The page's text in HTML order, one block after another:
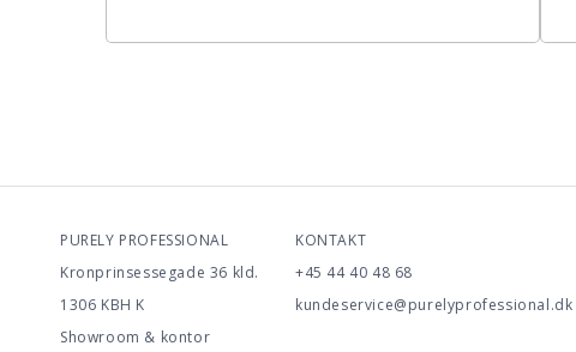
PURELY PROFESSIONAL
Kronprinsessegade 36 kld.
1306 KBH K
Showroom & kontor
KONTAKT
+45 44 40 48 68
kundeservice@purelyprofessional.dk